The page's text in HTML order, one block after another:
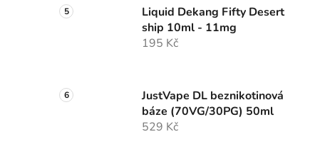
Liquid Dekang Fifty Desert
ship 10ml - 11mg
195 Kč
JustVape DL beznikotinová
báze (70VG/30PG) 50ml
529 Kč